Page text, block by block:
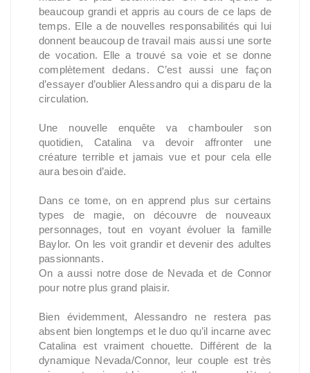
beaucoup grandi et appris au cours de ce laps de
temps. Elle a de nouvelles responsabilités qui lui
donnent beaucoup de travail mais aussi une sorte
de vocation. Elle a trouvé sa voie et se donne
complètement dedans. C’est aussi une façon
d’essayer d’oublier Alessandro qui a disparu de la
circulation.
Une nouvelle enquête va chambouler son
quotidien, Catalina va devoir affronter une
créature terrible et jamais vue et pour cela elle
aura besoin d’aide.
Dans ce tome, on en apprend plus sur certains
types de magie, on découvre de nouveaux
personnages, tout en voyant évoluer la famille
Baylor. On les voit grandir et devenir des adultes
passionnants.
On a aussi notre dose de Nevada et de Connor
pour notre plus grand plaisir.
Bien évidemment, Alessandro ne restera pas
absent bien longtemps et le duo qu’il incarne avec
Catalina est vraiment chouette. Différent de la
dynamique Nevada/Connor, leur couple est très